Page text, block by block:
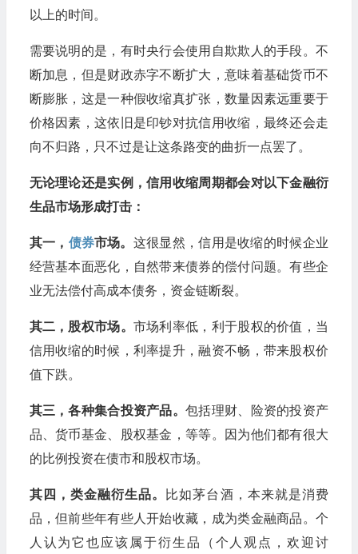
以上的时间。
需要说明的是，有时央行会使用自欺欺人的手段。不
断加息，但是财政赤字不断扩大，意味着基础货币不
断膨胀，这是一种假收缩真扩张，数量因素远重要于
价格因素，这依旧是印钞对抗信用收缩，最终还会走
向不归路，只不过是让这条路变的曲折一点罢了。
无论理论还是实例，信用收缩周期都会对以下金融衍
生品市场形成打击：
其一， 债券市场。 这很显然，信用是收缩的时候企业
经营基本面恶化，自然带来债券的偿付问题。有些企
业无法偿付高成本债务，资金链断裂。
其二，股权市场。 市场利率低，利于股权的价值，当
信用收缩的时候，利率提升，融资不畅，带来股权价
值下跌。
其三，各种集合投资产品。包括理财、险资的投资产
品、货币基金、股权基金，等等。因为他们都有很大
的比例投资在债市和股权市场。
其四，类金融衍生品。 比如茅台酒，本来就是消费
品，但前些年有些人开始收藏，成为类金融商品。个
人认为它也应该属于衍生品（个人观点，欢迎讨